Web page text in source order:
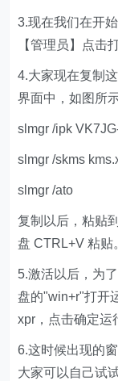
3.现在我们在开
【管理员】点击
4.大家现在复制
界面中，如图所
slmgr /ipk
slmgr /skms
slmgr /ato
复制以后，粘贴
盘 CTRL+V 粘贴
5.激活以后，为
盘的"win+r"打开
xpr，点击确定运
6.这时候出现的
大家可以自己试